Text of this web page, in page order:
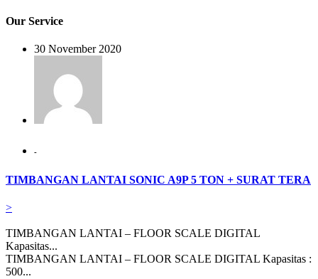
Our Service
30 November 2020
-
TIMBANGAN LANTAI SONIC A9P 5 TON + SURAT TERA
>
TIMBANGAN LANTAI – FLOOR SCALE DIGITAL
Kapasitas...
TIMBANGAN LANTAI – FLOOR SCALE DIGITAL Kapasitas :
500...